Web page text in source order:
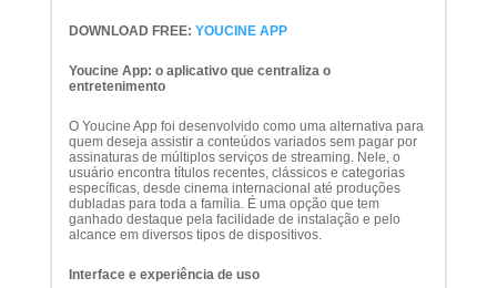
DOWNLOAD FREE: YOUCINE APP
Youcine App: o aplicativo que centraliza o
entretenimento
O Youcine App foi desenvolvido como uma alternativa para
quem deseja assistir a conteúdos variados sem pagar por
assinaturas de múltiplos serviços de streaming. Nele, o
usuário encontra títulos recentes, clássicos e categorias
específicas, desde cinema internacional até produções
dubladas para toda a família. É uma opção que tem
ganhado destaque pela facilidade de instalação e pelo
alcance em diversos tipos de dispositivos.
Interface e experiência de uso